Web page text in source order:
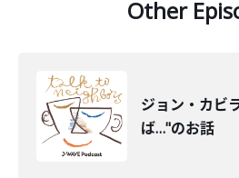
Other
ジョン・カビ
ば…"のお話